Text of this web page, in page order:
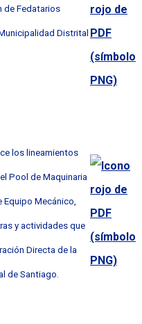
de Fedatarios
Distrital
los lineamientos
Pool de Maquinaria
Equipo Mecánico,
y actividades que
Directa de la
de Santiago.